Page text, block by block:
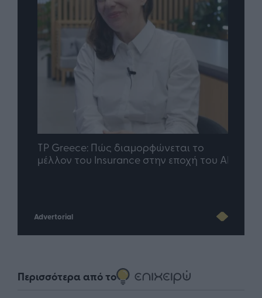
TP Greece: Πώς διαμορφώνεται το
μέλλον του Insurance στην εποχή του AI
Advertorial
Περισσότερα από το